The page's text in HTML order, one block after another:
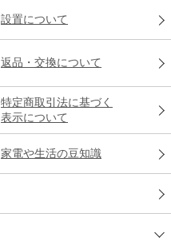
設置について
返品・交換について
特定商取引法に基づく
表示について
家電や生活の豆知識